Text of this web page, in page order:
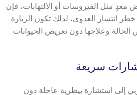
معدٍ مثل الفيروسات أو الالتهابات، فإن
خطر انتشار العدوى، لذلك تكون الزيارة
وعلاجها دون تعريض الحيوانات
إلى استشارة بيطرية عاجلة دون